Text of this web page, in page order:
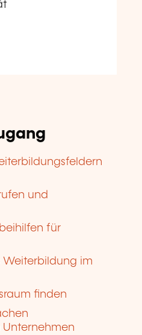
und
für
Weiterbildung im
finden